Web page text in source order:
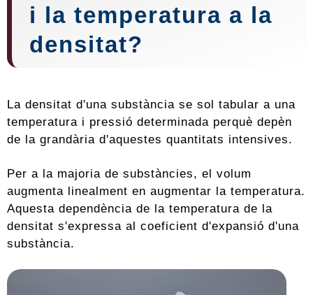
i la temperatura a la
densitat?
La densitat d'una substància se sol tabular a una
temperatura i pressió determinada perquè depèn
de la grandària d'aquestes quantitats intensives.
Per a la majoria de substàncies, el volum
augmenta linealment en augmentar la temperatura.
Aquesta dependència de la temperatura de la
densitat s'expressa al coeficient d'expansió d'una
substància.